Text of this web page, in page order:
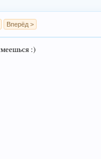
Вперёд >
:)